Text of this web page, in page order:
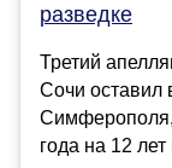
разведке
Третий
Сочи оставил
года на 12 лет